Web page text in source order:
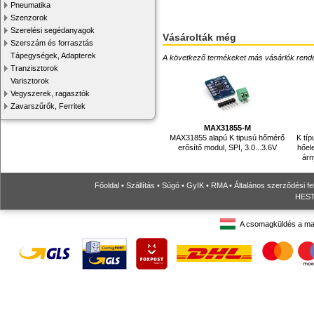
Pneumatika
Szenzorok
Szerelési segédanyagok
Szerszám és forrasztás
Tápegységek, Adapterek
Tranzisztorok
Varisztorok
Vegyszerek, ragasztók
Zavarszűrők, Ferritek
Vásárolták még
A következő termékeket más vásárlók
MAX31855-M
MAX31855 alapú K tipusú hőmérő
erősítő modul, SPI, 3.0...3.6V
K
Főoldal • Szállítás • Súgó • GyIK • RMA• Általános szerződési
A csomagküldés a